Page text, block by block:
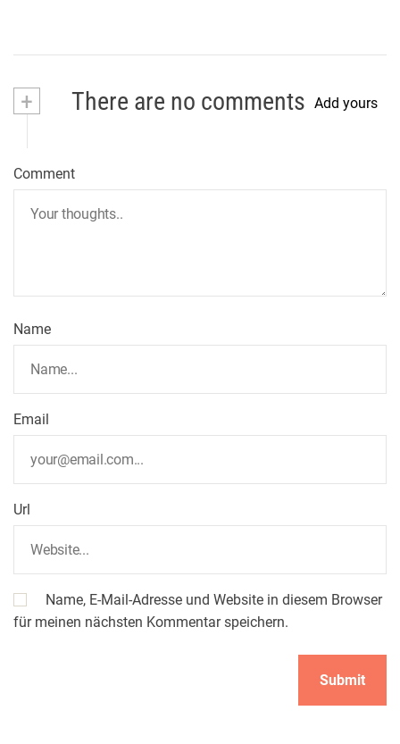
+ There are no comments Add yours
Comment
Name
Email
Url
Name, E-Mail-Adresse und Website in diesem Browser
für meinen nächsten Kommentar speichern.